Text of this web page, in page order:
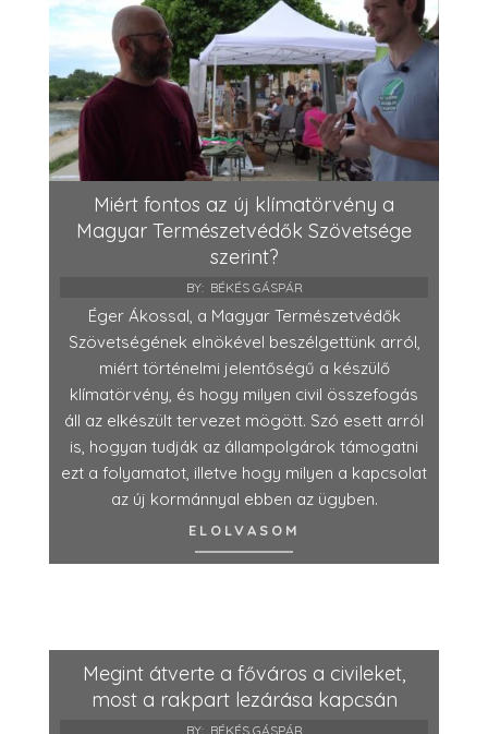
Miért fontos az új klímatörvény a
Magyar Természetvédők Szövetsége
szerint?
BY: BÉKÉS GÁSPÁR
Éger Ákossal, a Magyar Természetvédők
Szövetségének elnökével beszélgettünk arról,
miért történelmi jelentőségű a készülő
klímatörvény, és hogy milyen civil összefogás
áll az elkészült tervezet mögött. Szó esett arról
is, hogyan tudják az állampolgárok támogatni
ezt a folyamatot, illetve hogy milyen a kapcsolat
az új kormánnyal ebben az ügyben.
ELOLVASOM
Megint átverte a főváros a civileket,
most a rakpart lezárása kapcsán
BY: BÉKÉS GÁSPÁR